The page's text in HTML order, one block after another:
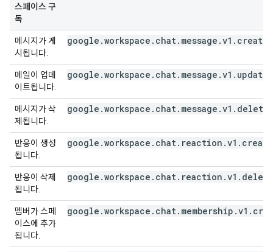
스페이스 구
독
메시지가 게
시됩니다.
google.workspace.chat.message.v1.created
메일이 업데
이트됩니다.
google.workspace.chat.message.v1.updated
메시지가 삭
제됩니다.
반응이 생성
됩니다.
반응이 삭제
됩니다.
멤버가 스페
이스에 추가
됩니다.